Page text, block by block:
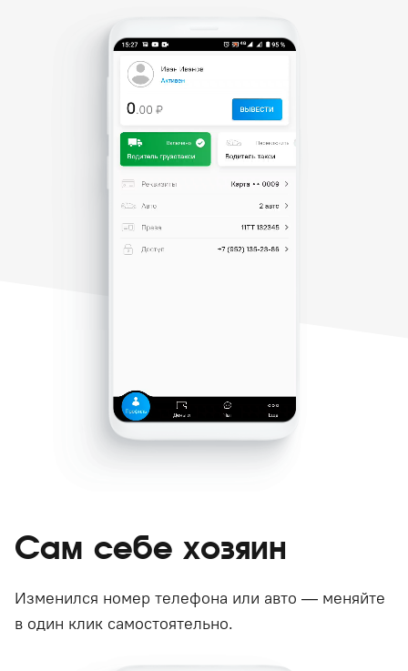
Сам себе хозяин
Изменился номер телефона или авто — меняйте
в один клик самостоятельно.